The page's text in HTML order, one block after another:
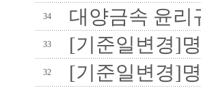
34 대양금속 윤
33 [기준일변경]
32 [기준일변경]